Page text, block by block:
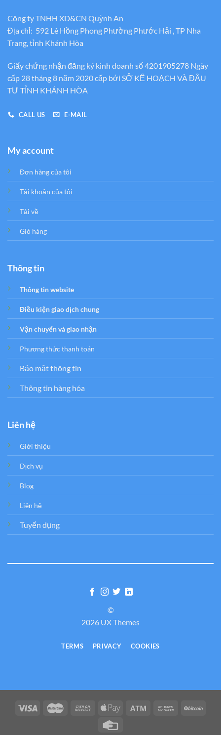
Công ty TNHH XD&CN Quỳnh An
Địa chỉ: 592 Lê Hồng Phong Phường Phước Hải , TP Nha
Trang, tỉnh Khánh Hòa
Giấy chứng nhận đăng ký kinh doanh số 4201905278 Ngày
cấp 28 tháng 8 năm 2020 cấp bới SỞ KẾ HOẠCH VÀ ĐẦU
TƯ TỈNH KHÁNH HÒA
CALL US E-MAIL
My account
Đơn hàng của tôi
Tải khoản của tôi
Tải về
Giỏ hàng
Thông tin
Thông tin website
Điều kiện giao dịch chung
Vận chuyển và giao nhận
Phương thức thanh toán
Bảo mật thông tin
Thông tin hàng hóa
Liên hệ
Giới thiệu
Dịch vụ
Blog
Liên hệ
Tuyển dụng
©
2026 UX Themes
TERMS PRIVACY COOKIES